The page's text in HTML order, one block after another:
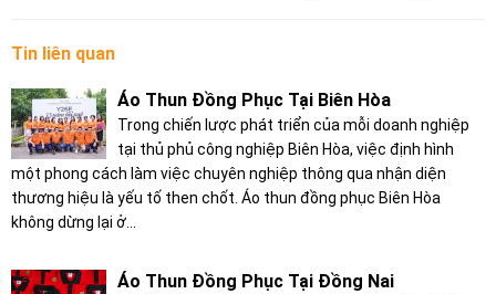
Tin liên quan
Áo Thun Đồng Phục Tại Biên Hòa
Trong chiến lược phát triển của mỗi doanh nghiệp
tại thủ phủ công nghiệp Biên Hòa, việc định hình
một phong cách làm việc chuyên nghiệp thông qua nhận diện
thương hiệu là yếu tố then chốt. Áo thun đồng phục Biên Hòa
không dừng lại ở...
Áo Thun Đồng Phục Tại Đồng Nai